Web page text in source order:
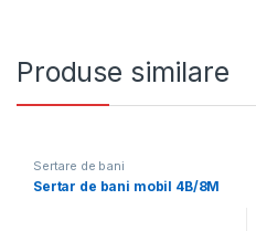
Produse similare
Sertare de bani
Sertar de bani mobil 4B/8M